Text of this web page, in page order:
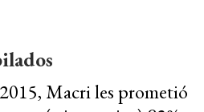
Macri les prometió